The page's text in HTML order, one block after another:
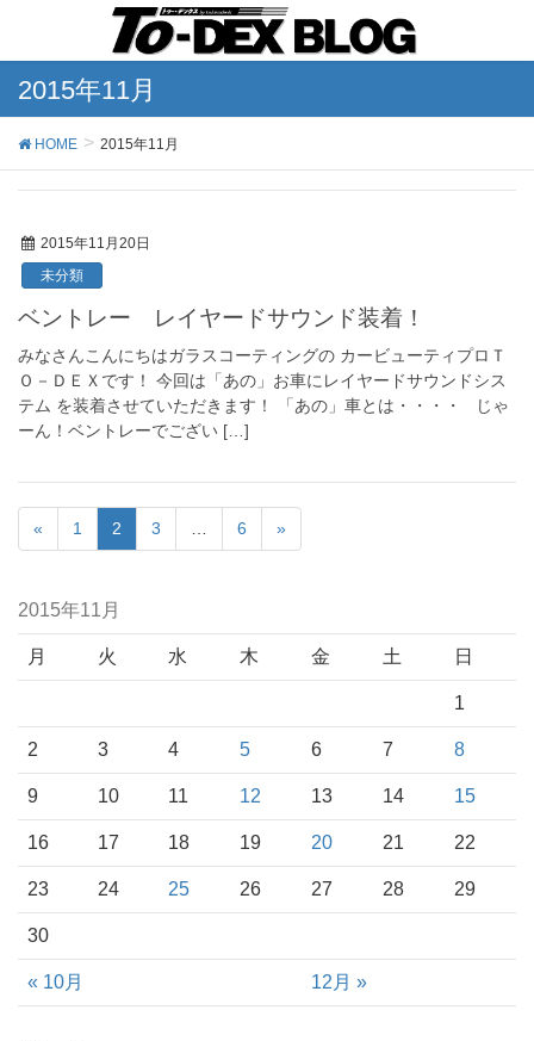
2015年11月
HOME 2015年11月
2015年11月20日
未分類
ベントレー レイヤードサウンド装着！
みなさんこんにちはガラスコーティングの カービューティプロＴ
Ｏ－ＤＥＸです！ 今回は「あの」お車にレイヤードサウンドシス
テム を装着させていただきます！ 「あの」車とは・・・・ じゃ
ーん！ベントレーでござい […]
« 1 2 3 6 »
2015年11月
月 火 水 木 金 土 日
« 10月 12月 »
1
2 3 4 5 6 7 8
9 10 11 12 13 14 15
16 17 18 19 20 21 22
23 24 25 26 27 28 29
30